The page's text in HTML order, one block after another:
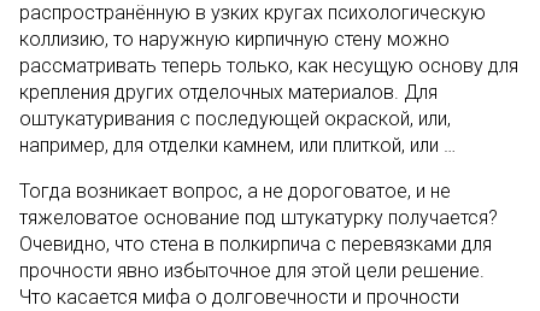
распространённую в узких кругах психологическую
коллизию, то наружную кирпичную стену можно
рассматривать теперь только, как несущую основу для
крепления других отделочных материалов. Для
оштукатуривания с последующей окраской, или,
например, для отделки камнем, или плиткой, или …
Тогда возникает вопрос, а не дороговатое, и не
тяжеловатое основание под штукатурку получается?
Очевидно, что стена в полкирпича с перевязками для
прочности явно избыточное для этой цели решение.
Что касается мифа о долговечности и прочности